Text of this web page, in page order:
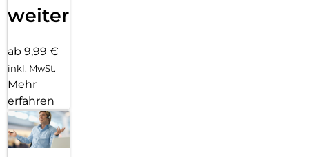
weiter
ab 9,99 €
inkl. MwSt.
Mehr
erfahren